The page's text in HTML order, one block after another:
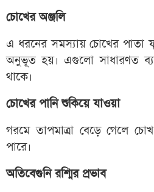
চোখের অঞ্জলি
এ ধরনের সমস্যায় চোখের পাতা
অনুভূত হয়। এগুলো সাধারণত
থাকে।
চোখের পানি শুকিয়ে যাওয়া
গরমে তাপমাত্রা বেড়ে গেলে
পারে।
অতিবেগুনি রশ্মির প্রভাব